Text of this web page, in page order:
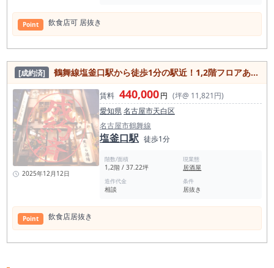
Point 飲食店可 居抜き
[成約済] 鶴舞線塩釜口駅から徒歩1分の駅近！1,2階フロアありの天ぷら店居抜き物件
2025年12月12日
賃料 440,000円 (坪@ 11,821円)
愛知県名古屋市天白区
名古屋市鶴舞線
塩釜口駅 徒歩1分
階数/面積
1,2階 / 37.22坪
現業態
居酒屋
造作代金
相談
条件
居抜き
Point 飲食店居抜き